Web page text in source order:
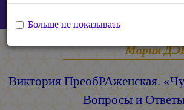
Виктория ПреобРАженская. «Чудо
Ответы. Часть 157 (Видео)
Мария
Виктория ПреобРАженская.
Вопросы и
Больше не показывать